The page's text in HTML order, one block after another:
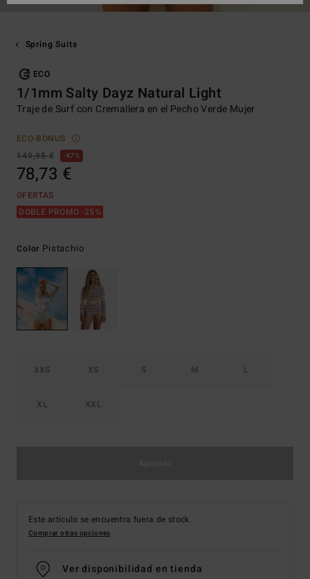
Spring Suits
ECO
1/1mm Salty Dayz Natural Light
Traje de Surf con Cremallera en el Pecho Verde Mujer
ECO-BONUS
149,95 €
47%
78,73 €
OFERTAS
DOBLE PROMO -25%
Color Pistachio
XXS XS S M L
XL XXL
Este artículo se encuentra fuera de stock.
Comprar otras opciones
Ver disponibilidad en tienda